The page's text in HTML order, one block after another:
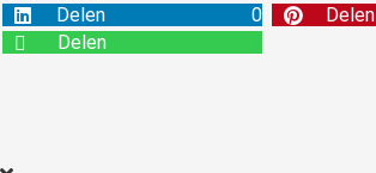
Delen
0 Delen
Delen
zijn